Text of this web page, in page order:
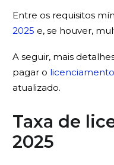
Entre os requisitos
2025 e, se houver,
A seguir, mais
pagar o
atualizado.
Taxa de
2025